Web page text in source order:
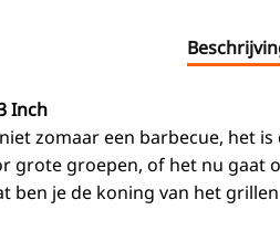
Inch
niet zomaar een barbecue, het
grote groepen, of het nu gaat
ben je de koning van het